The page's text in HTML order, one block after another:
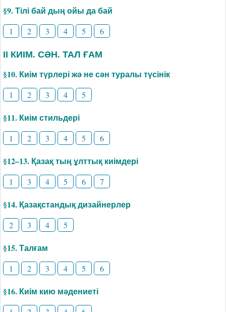
§9. Тілі бай дың ойы да бай
1 2 3 4 5 6
ІІ КИІМ. СӘН. ТАЛ ҒАМ
§10. Киім түрлері жә не сән туралы түсінік
1 2 3 4 5
§11. Киім стильдері
1 2 3 4 5 6
§12–13. Қазақ тың ұлттық киімдері
1 3 4 5 6 7
§14. Қазақстандық дизайнерлер
2 3 4 5
§15. Талғам
1 2 3 4 5 6
§16. Киім кию мәдениеті